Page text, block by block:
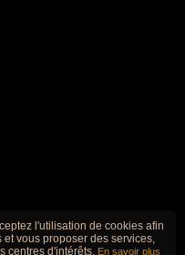
l'utilisation de cookies afin
vous proposer des services,
centres d'intérêts. En savoir plus